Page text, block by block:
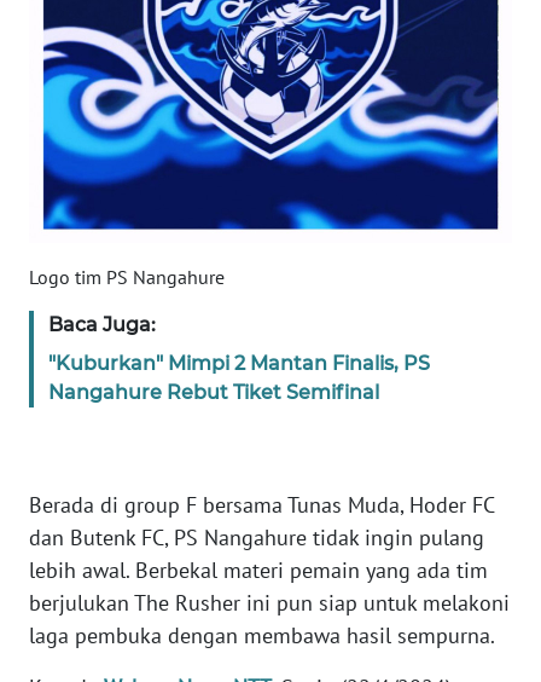
Logo tim PS Nangahure
Baca Juga:
"Kuburkan" Mimpi 2 Mantan Finalis, PS
Nangahure Rebut Tiket Semifinal
Berada di group F bersama Tunas Muda, Hoder FC
dan Butenk FC, PS Nangahure tidak ingin pulang
lebih awal. Berbekal materi pemain yang ada tim
berjulukan The Rusher ini pun siap untuk melakoni
laga pembuka dengan membawa hasil sempurna.
WN
NTB
WN
SULTENG
WN
BABEL
WN
SUMSEL
WN
BENGKULU